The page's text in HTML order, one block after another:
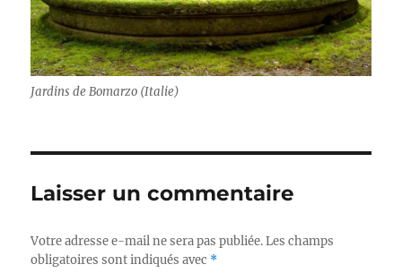
Jardins de Bomarzo (Italie)
Laisser un commentaire
Votre adresse e-mail ne sera pas publiée. Les champs
obligatoires sont indiqués avec *